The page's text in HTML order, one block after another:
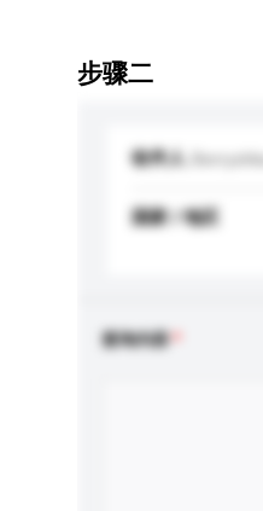
步骤二
收件人
国家 / 地区
查询内容